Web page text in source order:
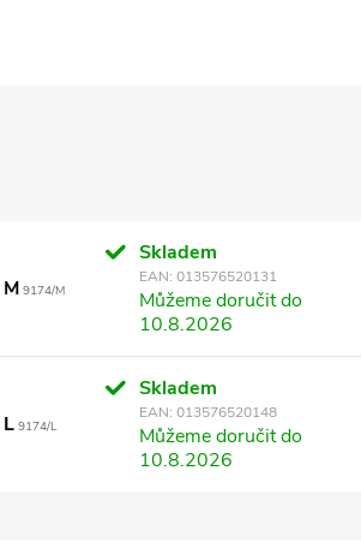
9174/M
Skladem
EAN: 013576520131
Můžeme doručit do
10.8.2026
9174/L
Skladem
EAN: 013576520148
Můžeme doručit do
10.8.2026